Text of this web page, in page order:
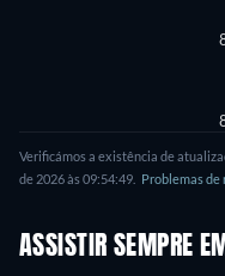
Verificámos a existência de
de 2026 às 09:54:49.
Problemas
ASSISTIR SEMPRE